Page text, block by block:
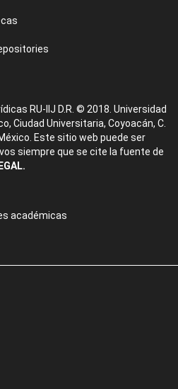
RU-IIJ D.R. © 2018. Universidad
Ciudad Universitaria, Coyoacán, C.
Este sitio web puede ser
siempre que se cite la fuente de
académicas